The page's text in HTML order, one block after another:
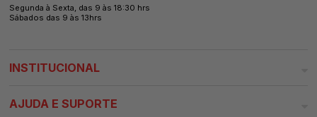
Segunda à Sexta, das 9 às 18:30 hrs
Sábados das 9 às 13hrs
INSTITUCIONAL
AJUDA E SUPORTE